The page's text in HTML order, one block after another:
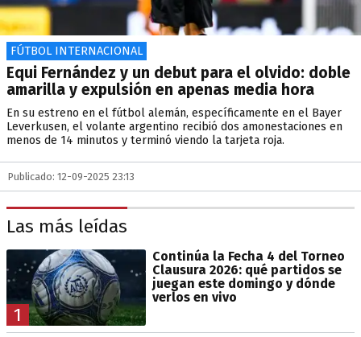
FÚTBOL INTERNACIONAL
Equi Fernández y un debut para el olvido: doble
amarilla y expulsión en apenas media hora
En su estreno en el fútbol alemán, específicamente en el Bayer
Leverkusen, el volante argentino recibió dos amonestaciones en
menos de 14 minutos y terminó viendo la tarjeta roja.
Publicado: 12-09-2025 23:13
Las más leídas
1
Continúa la Fecha 4 del Torneo
Clausura 2026: qué partidos se
juegan este domingo y dónde
verlos en vivo